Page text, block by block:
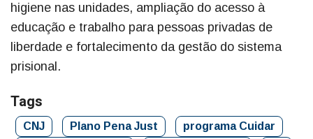
higiene nas unidades, ampliação do acesso à
educação e trabalho para pessoas privadas de
liberdade e fortalecimento da gestão do sistema
prisional.
Tags
CNJ Plano Pena Just
programa Cuidar